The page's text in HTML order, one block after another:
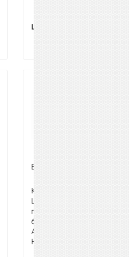
Цену уточняйте
EUROMET WALLY-L
Крепление для
LCD, плазменных
панелей от 40" до
65"
Артикул:
Наличие: